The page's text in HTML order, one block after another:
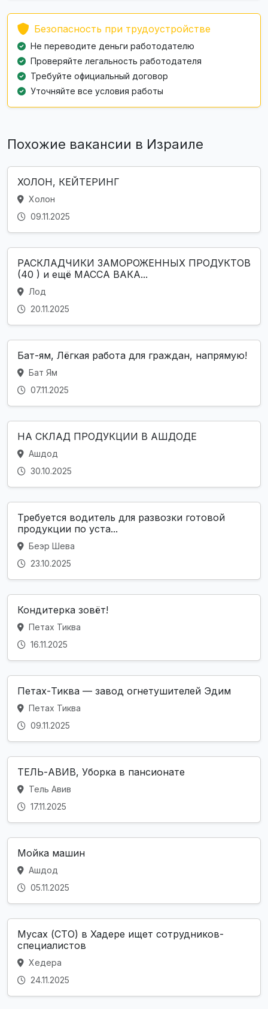
Безопасность при трудоустройстве
Не переводите деньги работодателю
Проверяйте легальность работодателя
Требуйте официальный договор
Уточняйте все условия работы
Похожие вакансии в Израиле
ХОЛОН, КЕЙТЕРИНГ
Холон
09.11.2025
РАСКЛАДЧИКИ ЗАМОРОЖЕННЫХ ПРОДУКТОВ
(40 ) и ещё МАССА ВАКА...
Лод
20.11.2025
Бат-ям, Лёгкая работа для граждан, напрямую!
Бат Ям
07.11.2025
НА СКЛАД ПРОДУКЦИИ В АШДОДЕ
Ашдод
30.10.2025
Требуется водитель для развозки готовой
продукции по уста...
Беэр Шева
23.10.2025
Кондитерка зовёт!
Петах Тиква
16.11.2025
Петах-Тиква — завод огнетушителей Эдим
Петах Тиква
09.11.2025
ТЕЛЬ-АВИВ, Уборка в пансионате
Тель Авив
17.11.2025
Мойка машин
Ашдод
05.11.2025
Мусах (СТО) в Хадере ищет сотрудников-
специалистов
Хедера
24.11.2025